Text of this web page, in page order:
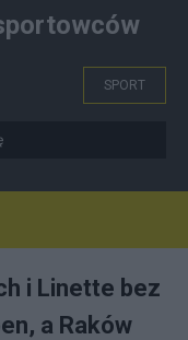
SPORT
i Linette bez
a Raków